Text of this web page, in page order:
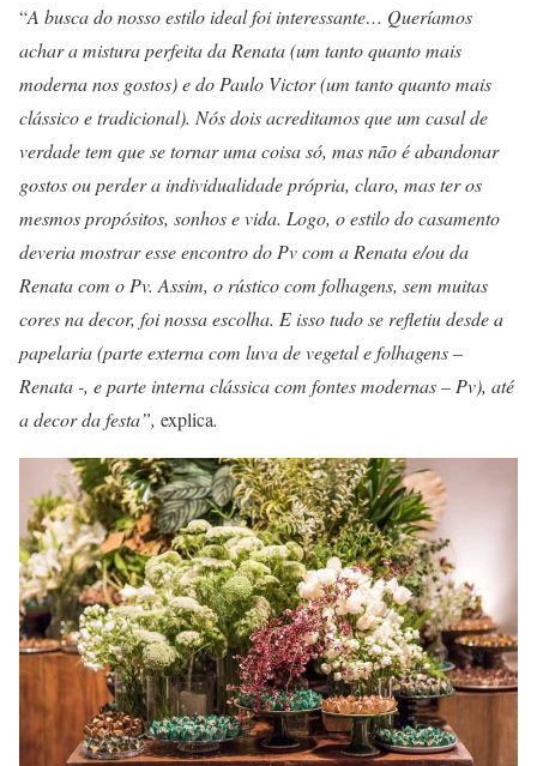
“A busca do nosso estilo ideal foi interessante… Queríamos
achar a mistura perfeita da Renata (um tanto quanto mais
moderna nos gostos) e do Paulo Victor (um tanto quanto mais
clássico e tradicional). Nós dois acreditamos que um casal de
verdade tem que se tornar uma coisa só, mas não é abandonar
gostos ou perder a individualidade própria, claro, mas ter os
mesmos propósitos, sonhos e vida. Logo, o estilo do casamento
deveria mostrar esse encontro do Pv com a Renata e/ou da
Renata com o Pv. Assim, o rústico com folhagens, sem muitas
cores na decor, foi nossa escolha. E isso tudo se refletiu desde a
papelaria (parte externa com luva de vegetal e folhagens –
Renata -, e parte interna clássica com fontes modernas – Pv), até
a decor da festa”, explica.